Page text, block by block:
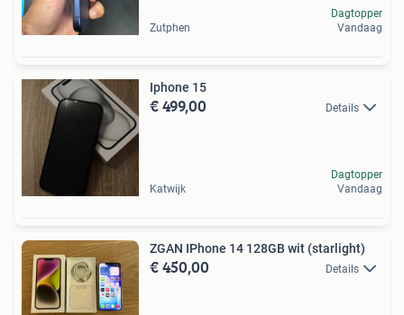
Zutphen
Dagtopper
Vandaag
Iphone 15
€ 499,00 Details
Katwijk
Dagtopper
Vandaag
ZGAN IPhone 14 128GB wit (starlight)
€ 450,00 Details